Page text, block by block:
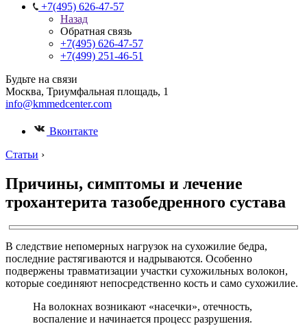
+7(495) 626-47-57
Назад
Обратная связь
+7(495) 626-47-57
+7(499) 251-46-51
Будьте на связи
Москва, Триумфальная площадь, 1
info@kmmedcenter.com
Вконтакте
Статьи ›
Причины, симптомы и лечение
трохантерита тазобедренного сустава
В следствие непомерных нагрузок на сухожилие бедра,
последние растягиваются и надрываются. Особенно
подвержены травматизации участки сухожильных волокон,
которые соединяют непосредственно кость и само сухожилие.
На волокнах возникают «насечки», отечность,
воспаление и начинается процесс разрушения.